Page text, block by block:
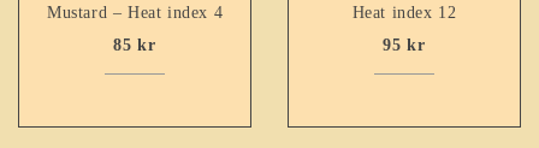
Mustard – Heat index 4
85kr
Heat index 12
95kr